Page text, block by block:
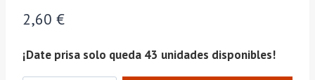
2,60 €
¡Date prisa solo queda 43 unidades disponibles!